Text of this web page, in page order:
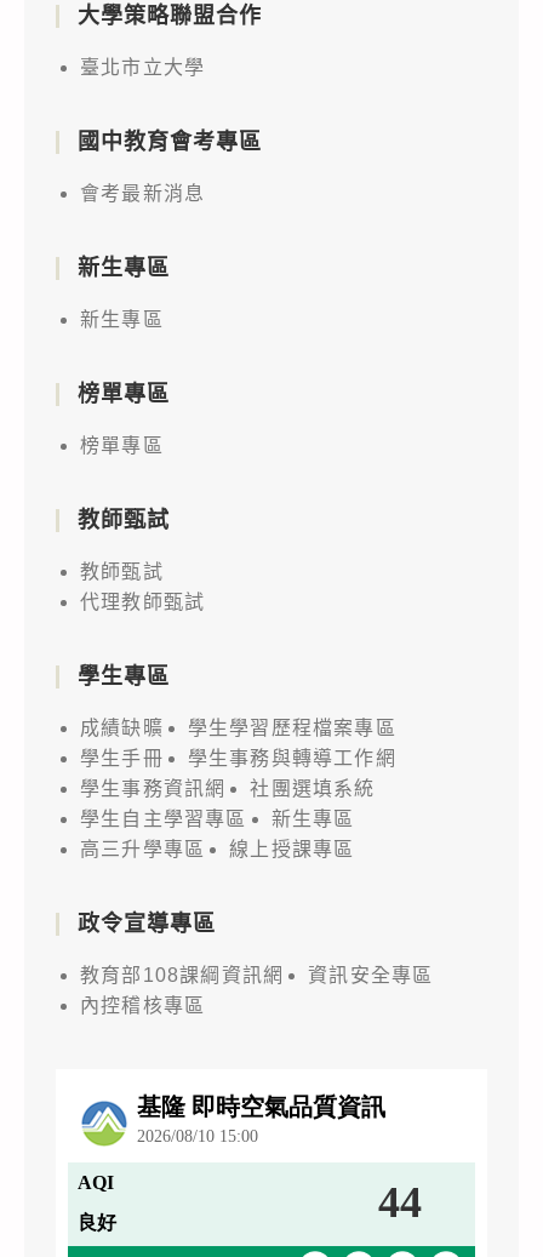
大學策略聯盟合作
臺北市立大學
國中教育會考專區
會考最新消息
新生專區
新生專區
榜單專區
榜單專區
教師甄試
教師甄試
代理教師甄試
學生專區
成績缺曠
學生學習歷程檔案專區
學生手冊
學生事務與轉導工作網
學生事務資訊網
社團選填系統
學生自主學習專區
新生專區
高三升學專區
線上授課專區
政令宣導專區
教育部108課綱資訊網
資訊安全專區
內控稽核專區